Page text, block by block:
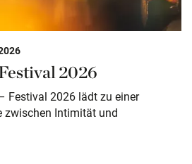
2026
Festival 2026 lädt zu einer
zwischen Intimität und